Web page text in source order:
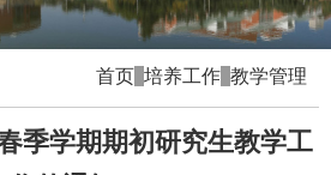
首页 培养工作 教学管理
季学期期初研究生教学工